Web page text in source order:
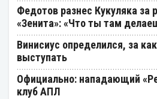
Федотов разнес Кукуляка за
«Зенита»: «Что ты там
Винисиус определился, за
выступать
Официально: нападающий
клуб АПЛ